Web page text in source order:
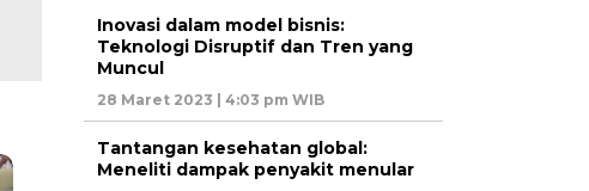
Inovasi dalam model bisnis:
Teknologi Disruptif dan Tren yang
Muncul
28 Maret 2023 | 4:03 pm WIB
Tantangan kesehatan global:
Meneliti dampak penyakit menular